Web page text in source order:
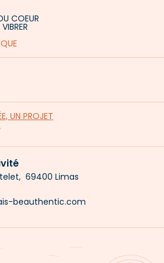
69400 Limas
beauthentic.com
COEUR
UN PROJET